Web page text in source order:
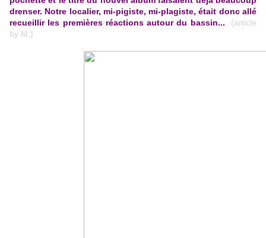
drenser. Notre localier, mi-pigiste, mi-plagiste, était donc allé
recueillir les premières réactions autour du bassin... (article
by M.)